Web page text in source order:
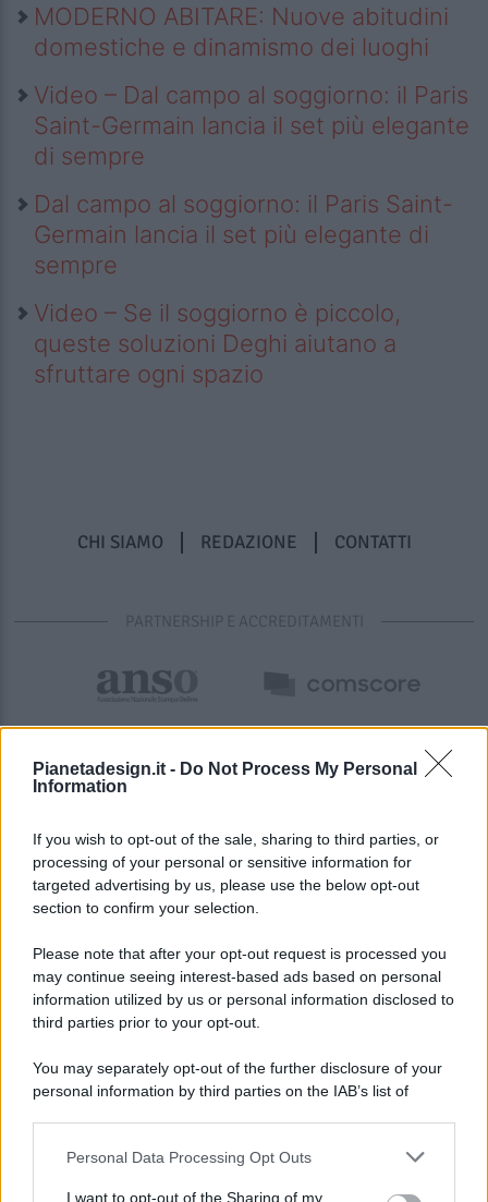
Pianetadesign.it - Do Not Process My Personal
Information
If you wish to opt-out of the sale, sharing to third parties, or
processing of your personal or sensitive information for
targeted advertising by us, please use the below opt-out
section to confirm your selection.
Please note that after your opt-out request is processed you
may continue seeing interest-based ads based on personal
information utilized by us or personal information disclosed to
third parties prior to your opt-out.
You may separately opt-out of the further disclosure of your
personal information by third parties on the IAB’s list of
This information may also be disclosed by us to third parties
Personal Data Processing Opt Outs
I want to opt-out of the Sharing of my
MODERNO ABITARE: Nuove abitudini
domestiche e dinamismo dei luoghi
Video – Dal campo al soggiorno: il Paris
Saint-Germain lancia il set più elegante
di sempre
Dal campo al soggiorno: il Paris Saint-
Germain lancia il set più elegante di
sempre
Video – Se il soggiorno è piccolo,
queste soluzioni Deghi aiutano a
sfruttare ogni spazio
CHI SIAMO REDAZIONE CONTATTI
PARTNERSHIP E ACCREDITAMENTI
© 2026 - Pianeta Design - P.IVA 04827280654 - Testata
Registrata Al Tribunale Di Nocera Inferiore N. 8/2020 - RG N.
ISCRIZIONE AL ROC N. 35792 – ISCRITTA ALL’ANSO
(ASSOCIAZIONE NAZIONALE STAMPA ONLINE)
PREFERENZE PRIVACY